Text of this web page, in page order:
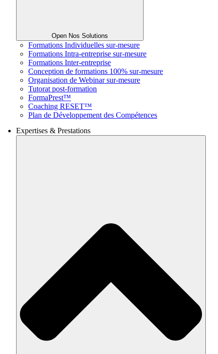
Open Nos Solutions
Formations Individuelles sur-mesure
Formations Intra-entreprise sur-mesure
Formations Inter-entreprise
Conception de formations 100% sur-mesure
Organisation de Webinar sur-mesure
Tutorat post-formation
FormaPrest™
Coaching RESET™
Plan de Développement des Compétences
Expertises & Prestations